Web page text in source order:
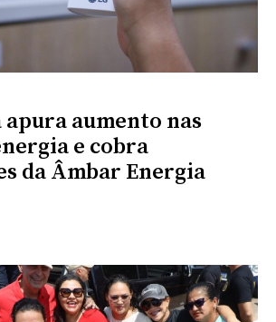
aumento nas
e cobra
da Âmbar Energia